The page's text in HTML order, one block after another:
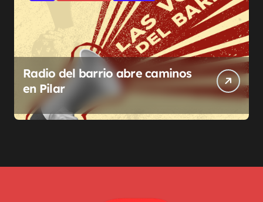
Radio del barrio abre caminos
en Pilar